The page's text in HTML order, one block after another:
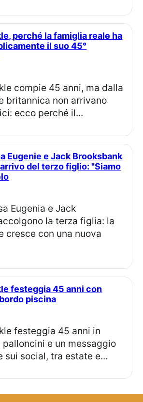
il suo 45°
britannica non arrivano
ecco perché il...
del terzo figlio: "Siamo
la terza figlia: la
cresce con una nuova
piscina
e un messaggio
sui social, tra estate e...